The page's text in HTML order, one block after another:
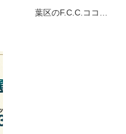
葉区のF.C.C.ココ…